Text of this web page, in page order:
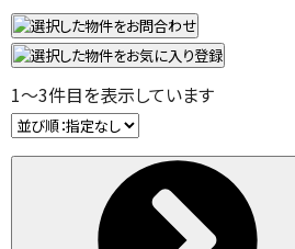
1～3件目を表示しています